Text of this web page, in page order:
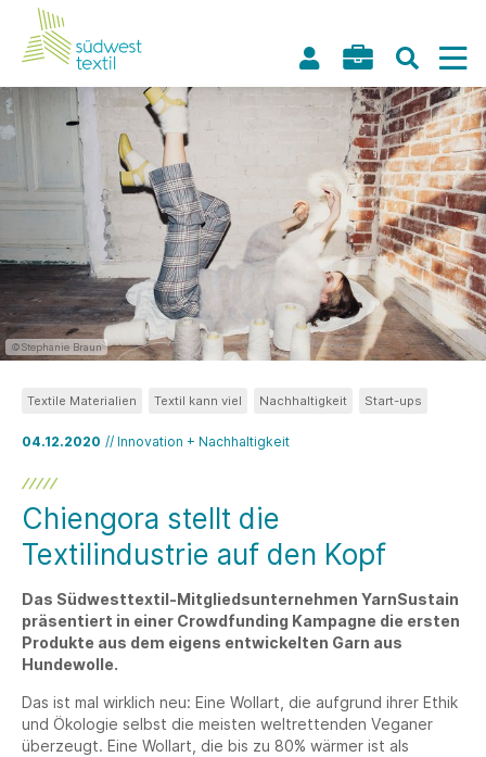
©Stephanie Braun
04.12.2020 // Innovation + Nachhaltigkeit
Textile Materialien Textil kann viel Nachhaltigkeit Start-ups
Chiengora stellt die
Textilindustrie auf den Kopf
Das Südwesttextil-Mitgliedsunternehmen YarnSustain
präsentiert in einer Crowdfunding Kampagne die ersten
Produkte aus dem eigens entwickelten Garn aus
Hundewolle.
Das ist mal wirklich neu: Eine Wollart, die aufgrund ihrer Ethik
und Ökologie selbst die meisten weltrettenden Veganer
überzeugt. Eine Wollart, die bis zu 80% wärmer ist als